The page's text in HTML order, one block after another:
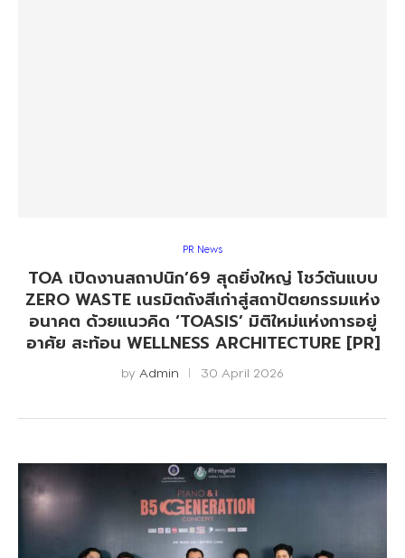
PR News
TOA เปิดงานสถาปนิก’69 สุดยิ่งใหญ่ โชว์ต้นแบบ
ZERO WASTE เนรมิตถังสีเก่าสู่สถาปัตยกรรมแห่ง
อนาคต ด้วยแนวคิด ‘TOASIS’ มิติใหม่แห่งการอยู่
อาศัย สะท้อน WELLNESS ARCHITECTURE [PR]
by Admin 30 April 2026